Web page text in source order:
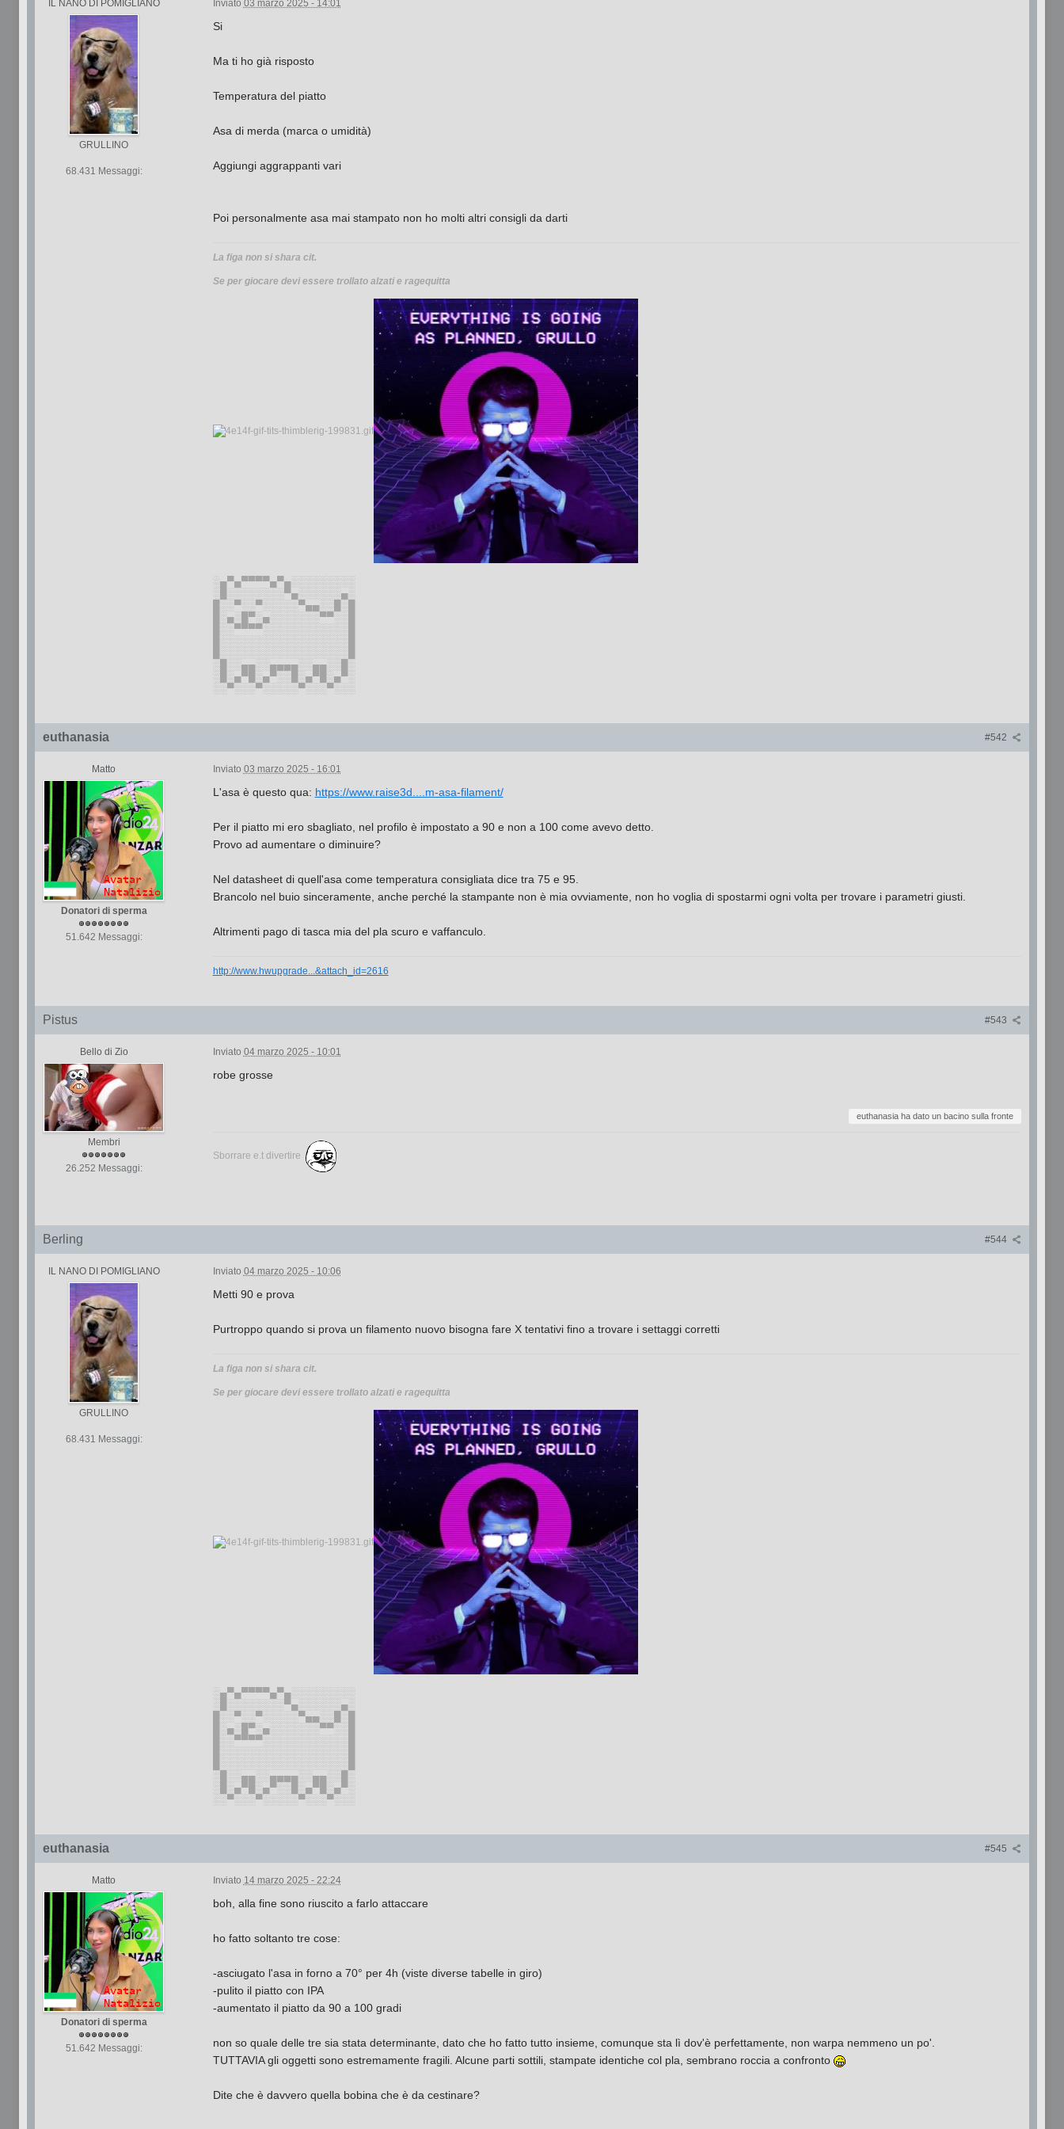
IL NANO DI POMIGLIANO
GRULLINO
68.431 Messaggi:
Inviato 03 marzo 2025 - 14:01
Si
Ma ti ho già risposto
Temperatura del piatto
Asa di merda (marca o umidità)
Aggiungi aggrappanti vari
Poi personalmente asa mai stampato non ho molti altri consigli da darti
La figa non si shara cit.
Se per giocare devi essere trollato alzati e ragequitta
░▄▀▄▀▀▀▀▄▀▄░░░░░░░░░
░█░░░░░░░░▀▄░░░░░░▄░
█░░▀░░▀░░░░░▀▄▄░░█░█
█░▄░█▀░▄░░░░░░░▀▀░░█
█░░▀▀▀▀░░░░░░░░░░░░█
░█░░▄▄░░▄▄▄▄░░▄▄░░█░
░█░▄▀█░▄▀░░█░▄▀█░▄▀░
░░▀░░░▀░░░░░▀░░░▀░░░
#542
euthanasia
Matto
Donatori di sperma
51.642 Messaggi:
Inviato 03 marzo 2025 - 16:01
L'asa è questo qua: https://www.raise3d....m-asa-filament/
Per il piatto mi ero sbagliato, nel profilo è impostato a 90 e non a 100 come avevo detto.
Provo ad aumentare o diminuire?
Nel datasheet di quell'asa come temperatura consigliata dice tra 75 e 95.
Brancolo nel buio sinceramente, anche perché la stampante non è mia ovviamente, non ho voglia di spostarmi ogni volta per trovare i parametri giusti.
Altrimenti pago di tasca mia del pla scuro e vaffanculo.
http://www.hwupgrade...&attach_id=2616
#543
Pistus
Bello di Zio
Membri
26.252 Messaggi:
Inviato 04 marzo 2025 - 10:01
robe grosse
euthanasia ha dato un bacino sulla fronte
Sborrare e.t divertire
#544
Berling
IL NANO DI POMIGLIANO
GRULLINO
68.431 Messaggi:
Inviato 04 marzo 2025 - 10:06
Metti 90 e prova
Purtroppo quando si prova un filamento nuovo bisogna fare X tentativi fino a trovare i settaggi corretti
La figa non si shara cit.
Se per giocare devi essere trollato alzati e ragequitta
░▄▀▄▀▀▀▀▄▀▄░░░░░░░░░
░█░░░░░░░░▀▄░░░░░░▄░
█░░▀░░▀░░░░░▀▄▄░░█░█
█░▄░█▀░▄░░░░░░░▀▀░░█
█░░▀▀▀▀░░░░░░░░░░░░█
░█░░▄▄░░▄▄▄▄░░▄▄░░█░
░█░▄▀█░▄▀░░█░▄▀█░▄▀░
░░▀░░░▀░░░░░▀░░░▀░░░
#545
euthanasia
Matto
Donatori di sperma
51.642 Messaggi:
Inviato 14 marzo 2025 - 22:24
boh, alla fine sono riuscito a farlo attaccare
ho fatto soltanto tre cose:
-asciugato l'asa in forno a 70° per 4h (viste diverse tabelle in giro)
-pulito il piatto con IPA
-aumentato il piatto da 90 a 100 gradi
non so quale delle tre sia stata determinante, dato che ho fatto tutto insieme, comunque sta lì dov'è perfettamente, non warpa nemmeno un po'.
TUTTAVIA gli oggetti sono estremamente fragili. Alcune parti sottili, stampate identiche col pla, sembrano roccia a confronto
Dite che è davvero quella bobina che è da cestinare?